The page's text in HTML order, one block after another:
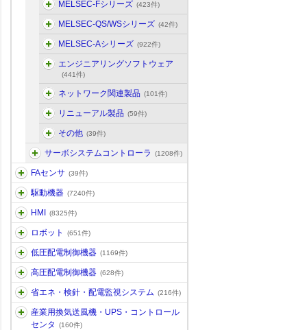
MELSEC-Fシリーズ (423件)
MELSEC-QS/WSシリーズ (42件)
MELSEC-Aシリーズ (922件)
エンジニアリングソフトウェア
(441件)
ネットワーク関連製品 (101件)
リニューアル製品 (59件)
その他 (39件)
サーボシステムコントローラ (1208件)
FAセンサ (39件)
駆動機器 (7240件)
HMI (8325件)
ロボット (651件)
低圧配電制御機器 (1169件)
高圧配電制御機器 (628件)
省エネ・検針・配電監視システム (216件)
産業用換気送風機・UPS・コントロール
センタ
(160件)